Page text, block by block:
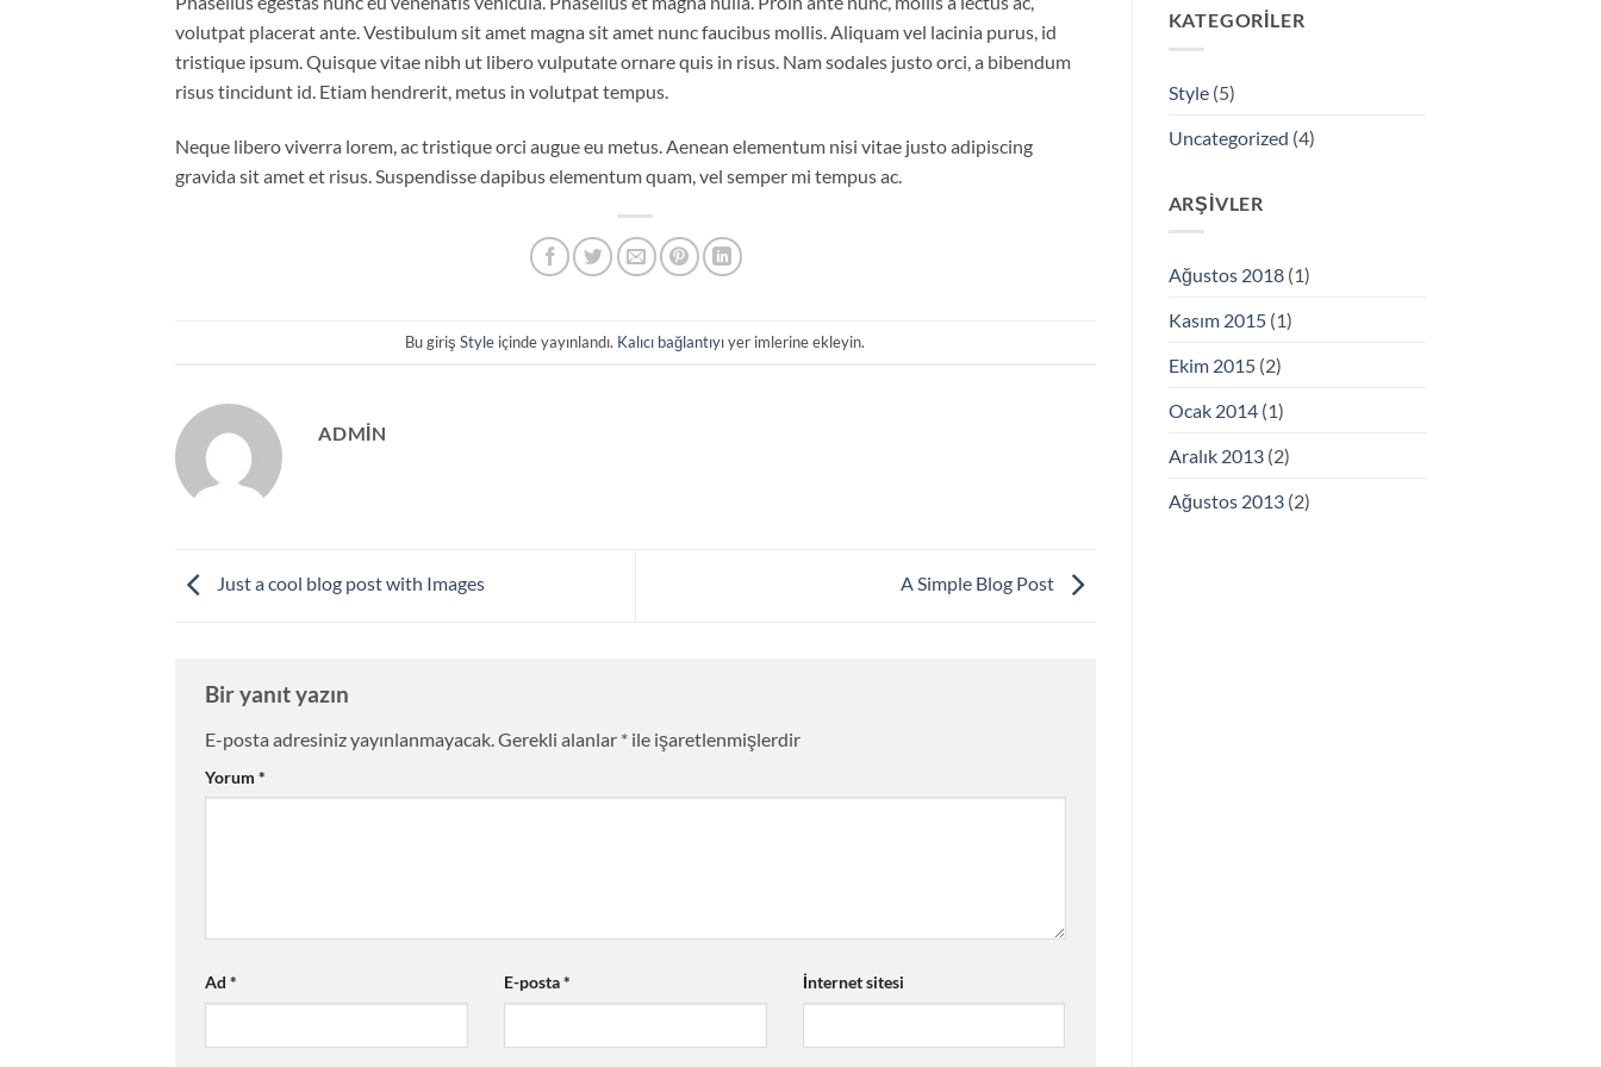
volutpat placerat ante. Vestibulum sit amet magna sit amet nunc faucibus mollis. Aliquam vel lacinia purus, id
tristique ipsum. Quisque vitae nibh ut libero vulputate ornare quis in risus. Nam sodales justo orci, a bibendum
risus tincidunt id. Etiam hendrerit, metus in volutpat tempus.
Neque libero viverra lorem, ac tristique orci augue eu metus. Aenean elementum nisi vitae justo adipiscing
gravida sit amet et risus. Suspendisse dapibus elementum quam, vel semper mi tempus ac.
Bu girişStyle içinde yayınlandı. Kalıcı bağlantıyıyer imlerine ekleyin.
ADMIN
Just a cool blog post with Images A Simple Blog Post
Bir yanıt yazın
E-posta adresiniz yayınlanmayacak. Gerekli alanlar * ile işaretlenmişlerdir
Yorum *
Ad * E-posta* İnternet sitesi
KATEGORILER
Style(5)
Uncategorized (4)
ARŞIVLER
Ağustos 2018(1)
Kasım 2015(1)
Ekim 2015(2)
Ocak 2014(1)
Aralık 2013(2)
Ağustos 2013(2)